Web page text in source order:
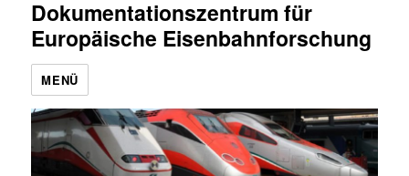
Dokumentationszentrum für
Europäische Eisenbahnforschung
MENÜ